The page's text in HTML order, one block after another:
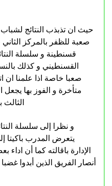
حيث ان تذبذب النتائج
صعبة للظفر بالمركز
قسنطينة و سلسلة
القسنطيني و كذلك
صعبا خاصة اذا علمنا ان
متأخرة و الفوز بها يجعل
و نظرا إلى سلسلة
يتعرض المدرب باكيتا
الإدارة باقالته كما أن
أنصار الفريق الذين أبدوا